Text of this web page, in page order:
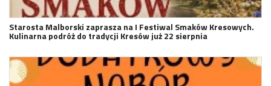
Starosta Malborski zaprasza na I Festiwal Smaków Kresowych.
Kulinarna podróż do tradycji Kresów już 22 sierpnia